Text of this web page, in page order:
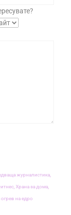
журналистика,
Храна за дома,
на едро